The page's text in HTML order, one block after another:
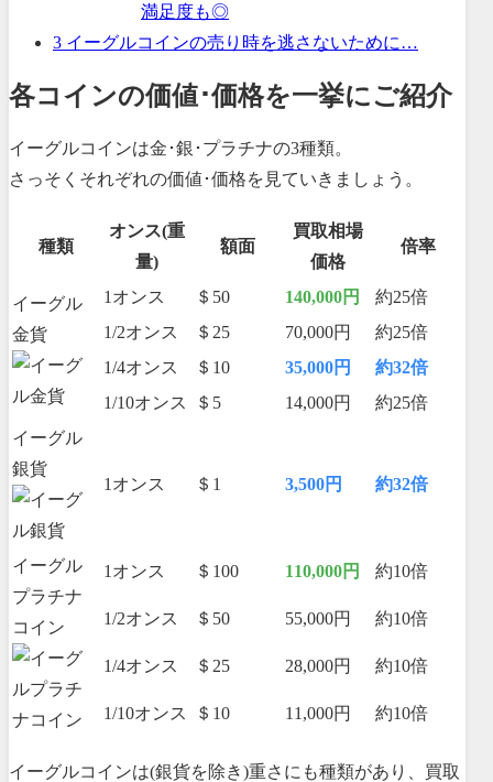
満足度も◎
3 イーグルコインの売り時を逃さないために…
各コインの価値･価格を一挙にご紹介
イーグルコインは金･銀･プラチナの3種類。
さっそくそれぞれの価値･価格を見ていきましょう。
種類
オンス(重
量)
額面
買取相場
価格
倍率
イーグル
金貨
1オンス ＄50 140,000円
約25倍
1/2オンス
＄25 70,000円
約25倍
1/4オンス
＄10 35,000円
約32倍
1/10オンス
＄5 14,000円
約25倍
イーグル
銀貨
1オンス
＄1 3,500円 約32倍
イーグル
プラチナ
コイン
1オンス ＄100 110,000円 約10倍
1/2オンス ＄50 55,000円 約10倍
1/4オンス ＄25 28,000円 約10倍
1/10オンス ＄10 11,000円 約10倍
イーグルコインは(銀貨を除き)重さにも種類があり、買取